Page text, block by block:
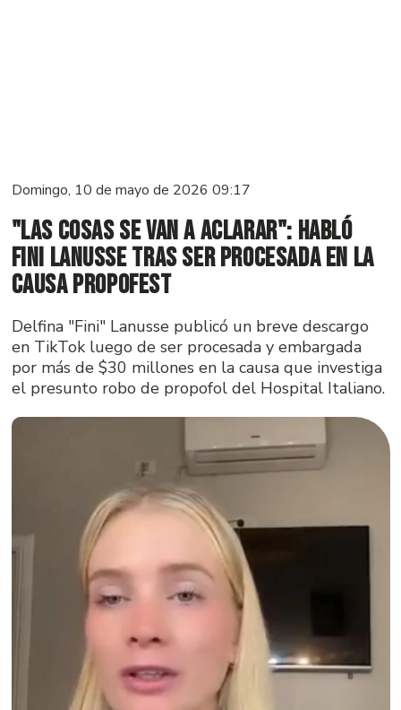
Domingo, 10 de mayo de 2026 09:17
"Las cosas se van a aclarar": habló
Fini Lanusse tras ser procesada en la
causa Propofest
Delfina "Fini" Lanusse publicó un breve descargo
en TikTok luego de ser procesada y embargada
por más de $30 millones en la causa que investiga
el presunto robo de propofol del Hospital Italiano.